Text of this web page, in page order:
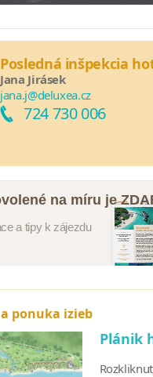
Posledná inšpekcia
Jana Jirásek
jana.j@deluxea.cz
724 730 006
na míru je
a tipy k zájezdu
ponuka izieb
Plánik